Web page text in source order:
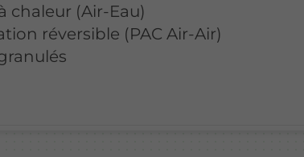
chaleur (Air-Eau)
réversible (PAC Air-Air)